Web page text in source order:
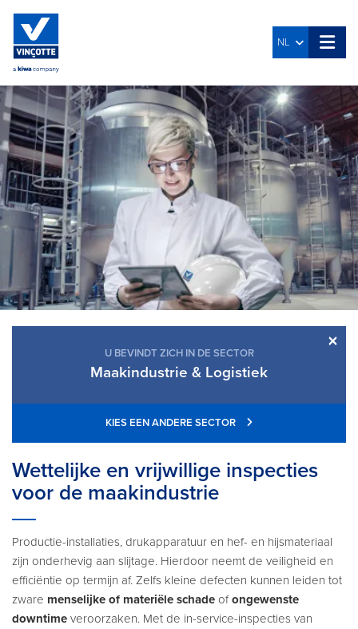
NL
×
U BEVINDT ZICH IN DE SECTOR
Maakindustrie & Logistiek
KIES EEN ANDERE SECTOR
Wettelijke en vrijwillige inspecties
voor de maakindustrie
Productie-installaties, drukapparatuur en hef- en hijsmateriaal
zijn onderhevig aan slijtage. Hierdoor neemt de veiligheid en
efficiëntie op termijn af. Zelfs kleine defecten kunnen leiden tot
zware menselijke of materiële schade ofongewenste
downtime veroorzaken. Met de in-service-inspecties van